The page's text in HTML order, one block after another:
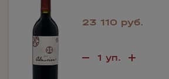
23 110 руб.